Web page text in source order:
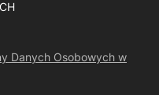
Danych Osobowych w